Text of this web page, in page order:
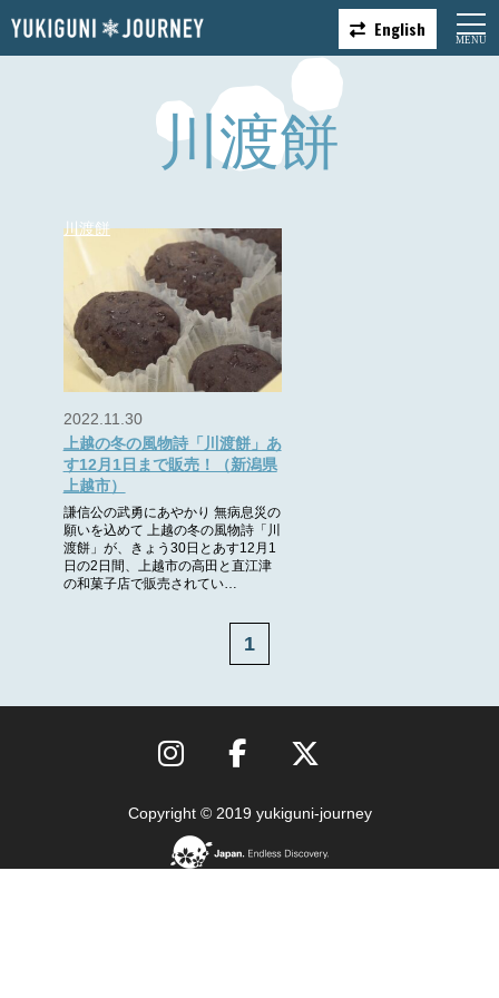
English
川渡餅
川渡餅
2022.11.30
上越の冬の風物詩「川渡餅」あ
す12月1日まで販売！（新潟県
上越市）
謙信公の武勇にあやかり 無病息災の
願いを込めて 上越の冬の風物詩「川
渡餅」が、きょう30日とあす12月1
日の2日間、上越市の高田と直江津
の和菓子店で販売されてい…
1
Copyright © 2019 yukiguni-journey